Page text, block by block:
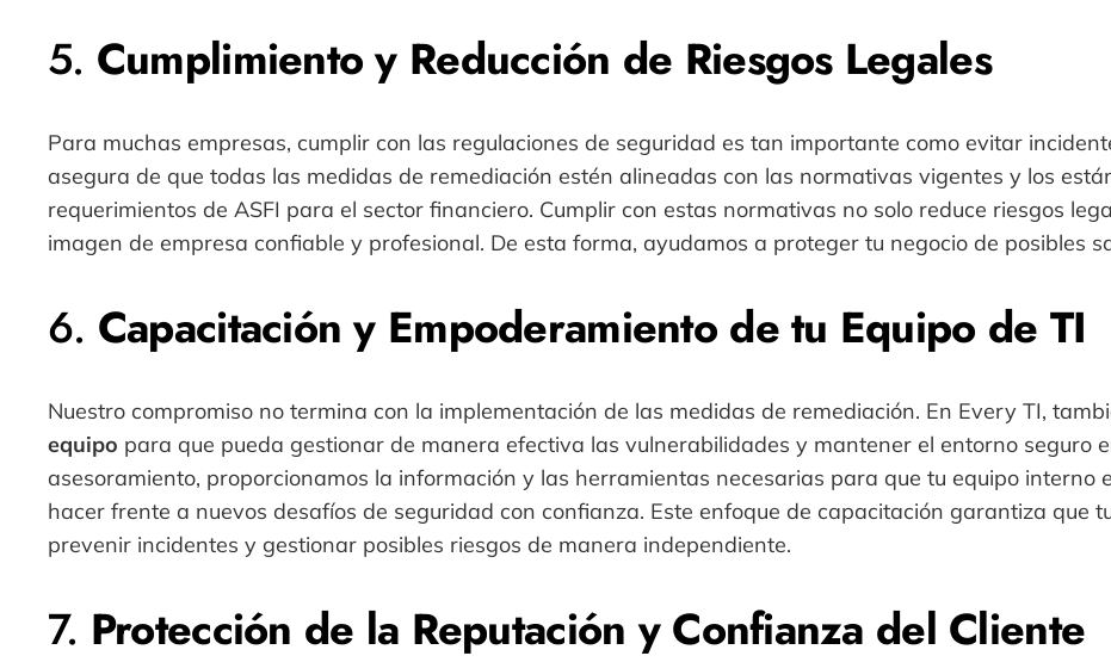
5. Cumplimiento y Reducción de Riesgos Legales
Para muchas empresas, cumplir con las regulaciones de seguridad es tan importante como evitar
asegura de que todas las medidas de remediación estén alineadas con las normativas vigentes y los
requerimientos de ASFI para el sector financiero. Cumplir con estas normativas no solo reduce riesgos
imagen de empresa confiable y profesional. De esta forma, ayudamos a proteger tu negocio de posibles
6. Capacitación y Empoderamiento de tu Equipo de TI
Nuestro compromiso no termina con la implementación de las medidas de remediación. En Every TI,
equipo para que pueda gestionar de manera efectiva las vulnerabilidades y mantener el entorno seguro
asesoramiento, proporcionamos la información y las herramientas necesarias para que tu equipo interno
hacer frente a nuevos desafíos de seguridad con confianza. Este enfoque de capacitación garantiza que
prevenir incidentes y gestionar posibles riesgos de manera independiente.
7. Protección de la Reputación y Confianza del Cliente